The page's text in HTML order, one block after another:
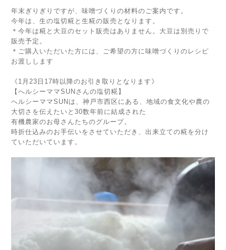
年末ぎりぎりですが、味噌づくりの材料のご案内です。
今年は、生の塩切糀と生糀の販売となります。
＊今年は糀と大豆のセット販売はありません。大豆は別売りで
販売予定。
＊ご購入いただいた方には、ご希望の方に味噌づくりのレシピ
お渡しします
《1月23日17時以降のお引き取りとなります》
【へルシーママSUNさんの塩切糀】
へルシーママSUNは、神戸市西区にある、地域の食文化や農の
大切さを伝えたいと30数年前に結成された
有機農家のお母さんたちのグループ。
時折仕込みのお手伝いをさせていただき、出来立ての糀を分け
ていただいています。